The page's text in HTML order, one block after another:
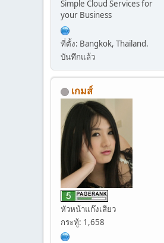
Simple Cloud Services for
your Business
ที่ตั้ง: Bangkok, Thailand.
บันทึกแล้ว
เกมส์
หัวหน้าแก๊งเสียว
กระทู้: 1,658